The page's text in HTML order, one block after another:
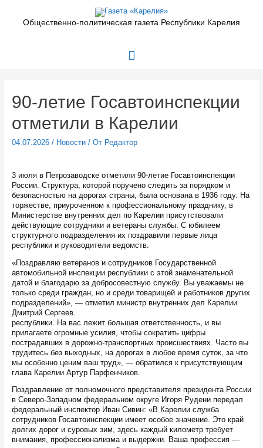
содержимомуОбщественно-политическая газета Республики Карелия
Главное
90-летие Госавтоинспекции
отметили в Карелии
04.07.2026/ Новости/ От Редактор
3 июля в Петрозаводске отметили 90-летие Госавтоинспекции
России. Структура, которой поручено следить за порядком и
безопасностью на дорогах страны, была основана в 1936 году. На
торжестве, приуроченном к профессиональному празднику, в
Министерстве внутренних дел по Карелии присутствовали
действующие сотрудники и ветераны службы. С юбилеем
структурного подразделения их поздравили первые лица
республики и руководители ведомств.
«Поздравляю ветеранов и сотрудников Государственной
автомобильной инспекции республики с этой знаменательной
датой и благодарю за добросовестную службу. Вы уважаемы не
только среди граждан, но и среди товарищей и работников других
подразделений», — отметил министр внутренних дел Карелии
Дмитрий Сергеев.
республики. На вас лежит большая ответственность, и вы
прилагаете огромные усилия, чтобы сократить цифры
пострадавших в дорожно-транспортных происшествиях. Часто вы
трудитесь без выходных, на дорогах в любое время суток, за что
мы особенно ценим ваш труд», — обратился к присутствующим
глава Карелии Артур Парфенчиков.
Поздравление от полномочного представителя президента России
в Северо-Западном федеральном округе Игоря Рудени передал
федеральный инспектор Иван Сивин: «В Карелии служба
сотрудников Госавтоинспекции имеет особое значение. Это край
долгих дорог и суровых зим, здесь каждый километр требует
внимания, профессионализма и выдержки. Ваша профессия —